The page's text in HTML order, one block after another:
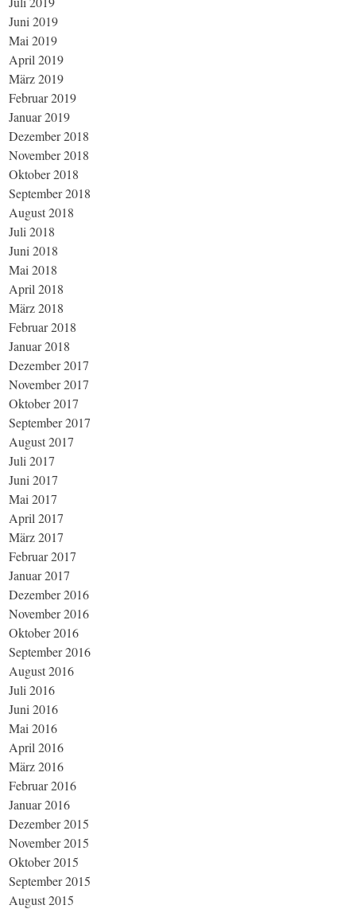
Juni 2019
Mai 2019
April 2019
März 2019
Februar 2019
Januar 2019
Dezember 2018
November 2018
Oktober 2018
September 2018
August 2018
Juli 2018
Juni 2018
Mai 2018
April 2018
März 2018
Februar 2018
Januar 2018
Dezember 2017
November 2017
Oktober 2017
September 2017
August 2017
Juli 2017
Juni 2017
Mai 2017
April 2017
März 2017
Februar 2017
Januar 2017
Dezember 2016
November 2016
Oktober 2016
September 2016
August 2016
Juli 2016
Juni 2016
Mai 2016
April 2016
März 2016
Februar 2016
Januar 2016
Dezember 2015
November 2015
Oktober 2015
September 2015
August 2015